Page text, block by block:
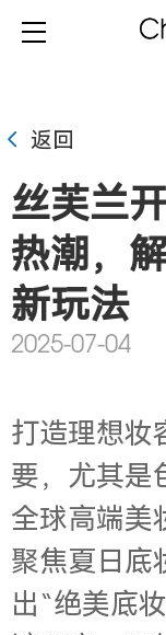
返回
丝芙兰
热潮，
新玩法
2025-07-04
打造理想妆
要，尤其是
全球高端美
聚焦夏日底
出“绝美底